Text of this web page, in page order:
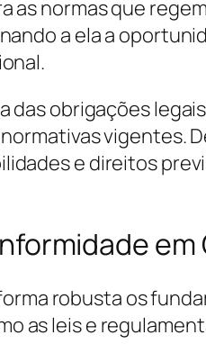
normas que
a ela a
das obrigações
vigentes.
e direitos
em
robusta os
as leis e